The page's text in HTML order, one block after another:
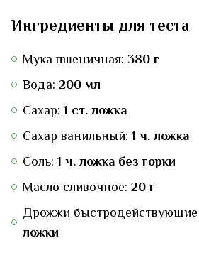
Ингредиенты для теста
Мука пшеничная: 380 г
Вода: 200 мл
Сахар: 1 ст. ложка
Сахар ванильный: 1 ч. ложка
Соль: 1 ч. ложка без горки
Масло сливочное: 20 г
Дрожжи быстродействующие
ложки